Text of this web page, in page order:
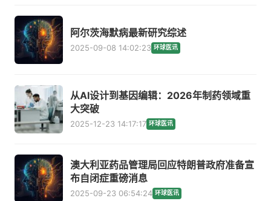
阿尔茨海默病最新研究综述
2025-09-08 14:02:23 环球医讯
从AI设计到基因编辑：2026年制药领域重
大突破
2025-12-23 14:17:17 环球医讯
澳大利亚药品管理局回应特朗普政府准备宣
布自闭症重磅消息
2025-09-23 06:54:24 环球医讯